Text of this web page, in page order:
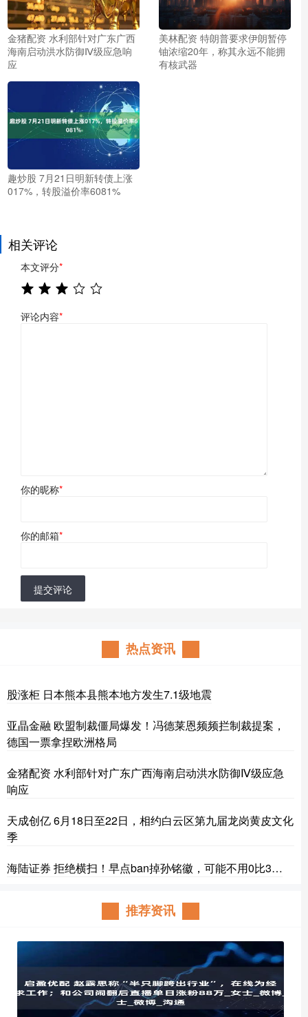
金猪配资 水利部针对广东广西
海南启动洪水防御Ⅳ级应急响
应
美林配资 特朗普要求伊朗暂停
铀浓缩20年，称其永远不能拥
有核武器
趣炒股 7月21日明新转债上涨
017%，转股溢价率6081%
相关评论
本文评分*
评论内容*
你的昵称*
你的邮箱*
提交评论
热点资讯
股涨柜 日本熊本县熊本地方发生7.1级地震
亚晶金融 欧盟制裁僵局爆发！冯德莱恩频频拦制裁提案，
德国一票拿捏欧洲格局
金猪配资 水利部针对广东广西海南启动洪水防御Ⅳ级应急
响应
天成创亿 6月18日至22日，相约白云区第九届龙岗黄皮文化
季
海陆证券 拒绝横扫！早点ban掉孙铭徽，可能不用0比3…
推荐资讯